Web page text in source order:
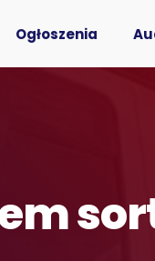
Ogłoszenia